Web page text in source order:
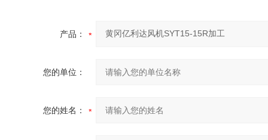
产品：
您的单位：
您的姓名：